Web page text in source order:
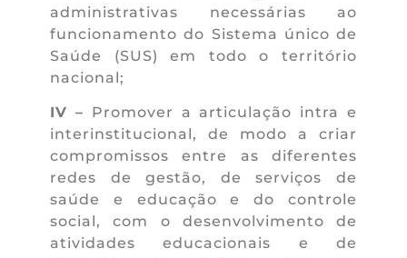
administrativas necessárias ao
funcionamento do Sistema único de
Saúde (SUS) em todo o território
nacional;
IV – Promover a articulação intra e
interinstitucional, de modo a criar
compromissos entre as diferentes
redes de gestão, de serviços de
saúde e educação e do controle
social, com o desenvolvimento de
atividades educacionais e de